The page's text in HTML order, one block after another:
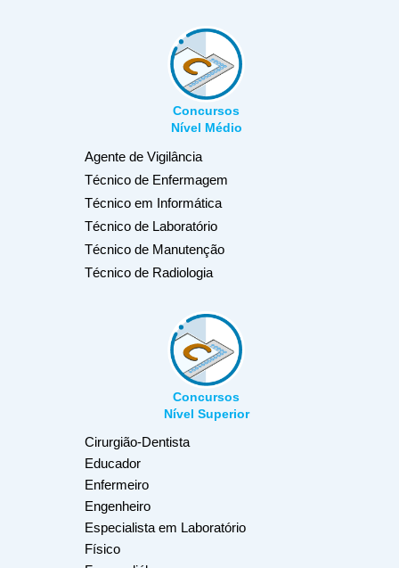
Concursos
Nível Médio
Agente de Vigilância
Técnico de Enfermagem
Técnico em Informática
Técnico de Laboratório
Técnico de Manutenção
Técnico de Radiologia
Concursos
Nível Superior
Cirurgião-Dentista
Educador
Enfermeiro
Engenheiro
Especialista em Laboratório
Físico